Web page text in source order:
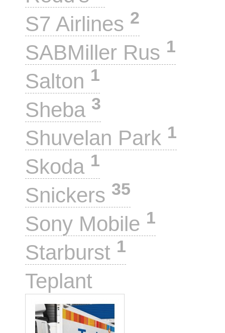
S7 Airlines 2
SABMiller Rus 1
Salton 1
Sheba 3
Shuvelan Park 1
Skoda 1
Snickers 35
Sony Mobile 1
Starburst 1
Teplant